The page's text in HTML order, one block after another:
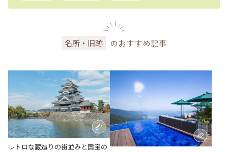
名所・旧跡 のおすすめ記事
レトロな蔵造りの街並みと国宝の